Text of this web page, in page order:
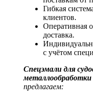
Гибкая
клиентов.
Оперативная
доставка.
с учётом
Спецэмали для
металлообработки
предлагаем: